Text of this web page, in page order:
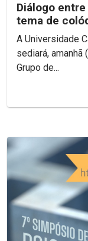
Diálogo
tema de
A Universidade
sediará,
Grupo de...